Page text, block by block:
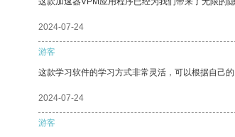
2024-07-24
游客
这款学习软件的学习方式非常灵活，可以根据自己
2024-07-24
游客